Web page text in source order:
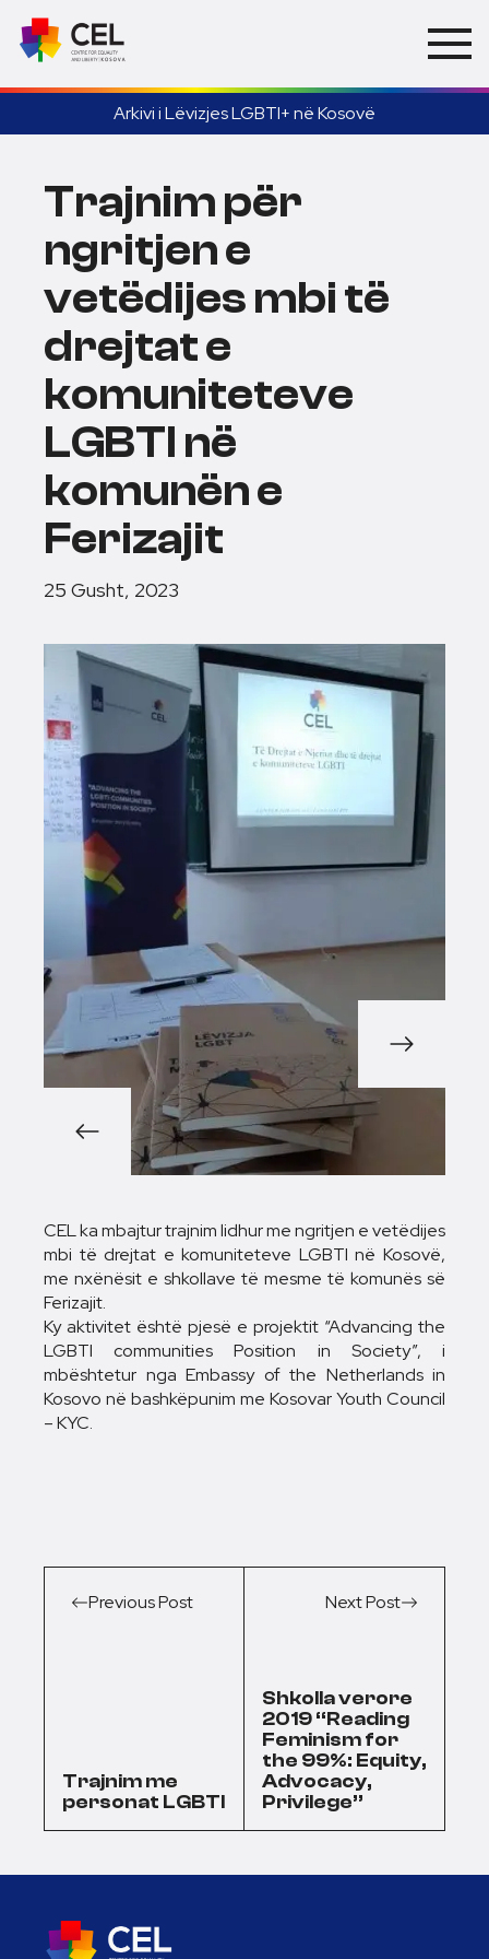
Arkivi i Lëvizjes LGBTI+ në Kosovë
Trajnim për
ngritjen e
vetëdijes mbi të
drejtat e
komuniteteve
LGBTI në
komunën e
Ferizajit
25 Gusht, 2023
1/3
CEL ka mbajtur trajnim lidhur me ngritjen e vetëdijes
mbi të drejtat e komuniteteve LGBTI në Kosovë,
me nxënësit e shkollave të mesme të komunës së
Ferizajit.
Ky aktivitet është pjesë e projektit “Advancing the
LGBTI communities Position in Society”, i
mbështetur nga Embassy of the Netherlands in
Kosovo në bashkëpunim me Kosovar Youth Council
– KYC.
Previous Post
Trajnim me
personat LGBTI
Next Post
Shkolla verore
2019 “Reading
Feminism for
the 99%: Equity,
Advocacy,
Privilege”